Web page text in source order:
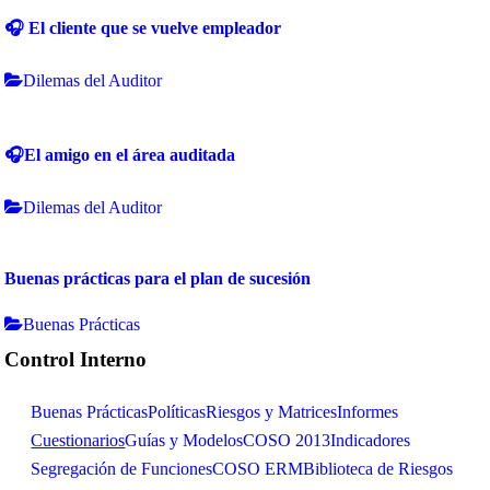
🎧 El cliente que se vuelve empleador
Dilemas del Auditor
🎧El amigo en el área auditada
Dilemas del Auditor
Buenas prácticas para el plan de sucesión
Buenas Prácticas
Control Interno
Buenas PrácticasPolíticasRiesgos y MatricesInformes
CuestionariosGuías y ModelosCOSO 2013Indicadores
Segregación de FuncionesCOSO ERMBiblioteca de Riesgos